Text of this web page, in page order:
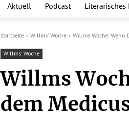
Aktuell Podcast Literarisches
Startseite Willms' Woche Willms Woche: Wenn
Willms' Woche
Willms
dem